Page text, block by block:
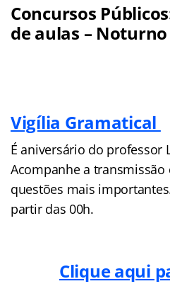
Concursos
de aulas – Noturno
Vigília Gramatical
É aniversário do professor
Acompanhe a
questões mais
partir das 00h.
Clique aqui